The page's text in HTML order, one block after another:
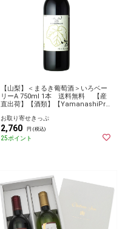
【山梨】＜まるき葡萄酒＞いろベー
リーA 750ml 1本 送料無料 【産
直出荷】【酒類】【YamanashiPre
取り寄せ グルメ 産地直送 産直
お取り寄せきっぷ
2,760 円 (税込)
25ポイント